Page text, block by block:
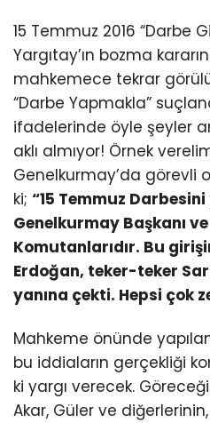
15 Temmuz 2016 “Darbe
Yargıtay’ın bozma
mahkemece tekrar
“Darbe Yapmakla”
ifadelerinde öyle şeyler
aklı almıyor! Örnek
Genelkurmay’da görevli
ki; “15 Temmuz
Genelkurmay Başkanı
Komutanlarıdır. Bu
Erdoğan, teker-teker
yanına çekti. Hepsi çok
Mahkeme önünde
bu iddiaların gerçekliği
ki yargı verecek.
Akar, Güler ve diğerlerinin,